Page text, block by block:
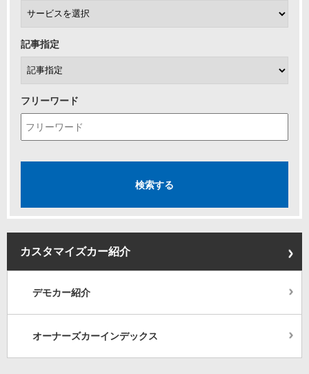
記事指定
フリーワード
カスタマイズカー紹介
デモカー紹介
オーナーズカーインデックス